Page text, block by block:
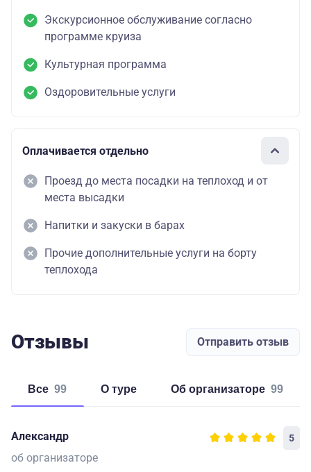
Экскурсионное обслуживание согласно
программе круиза
Культурная программа
Оздоровительные услуги
Оплачивается отдельно
Проезд до места посадки на теплоход и от
места высадки
Напитки и закуски в барах
Прочие дополнительные услуги на борту
теплохода
Отзывы Отправить отзыв
Все 99 о туре об организаторе 99
Александр 5
об организаторе